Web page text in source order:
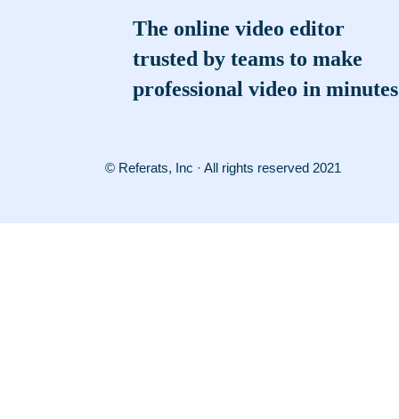
The online video editor
trusted by teams to make
professional video in minutes
© Referats, Inc · All rights reserved 2021